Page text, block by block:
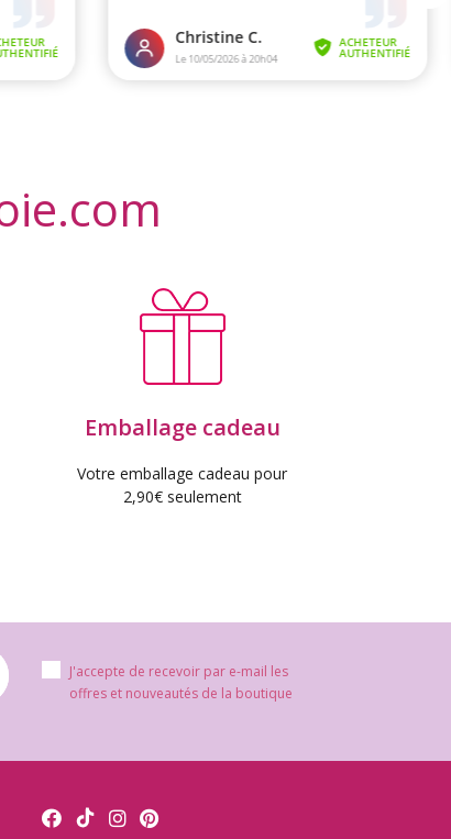
Emballage cadeau
Votre emballage cadeau pour
2,90€ seulement
J'accepte de recevoir par e-mail les
offres et nouveautés de la boutique